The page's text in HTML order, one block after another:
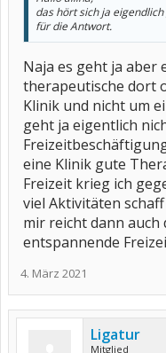
das hört sich ja
für die Antwort.
Naja es geht ja aber
therapeutische dort
Klinik und nicht um
geht ja eigentlich
eine Klinik gute
Freizeit krieg ich
viel Aktivitäten
mir reicht dann auch
entspannende
4. März 2021
Ligatur
Mitglied